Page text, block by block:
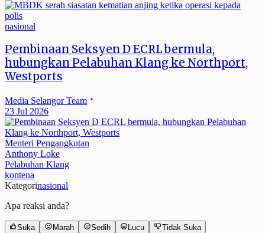
nasional
Pembinaan Seksyen D ECRL bermula,
hubungkan Pelabuhan Klang ke Northport,
Westports
Media Selangor Team
23 Jul 2026
Menteri Pengangkutan
Anthony Loke
Pelabuhan Klang
kontena
Kategorinasional
Apa reaksi anda?
Suka Marah Sedih Lucu Tidak Suka